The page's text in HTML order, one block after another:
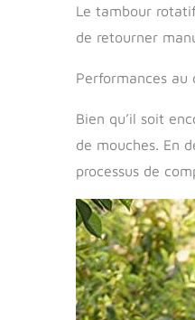
Le tambour
de retourner
Performances
Bien qu’il soit
de mouches. En
processus de